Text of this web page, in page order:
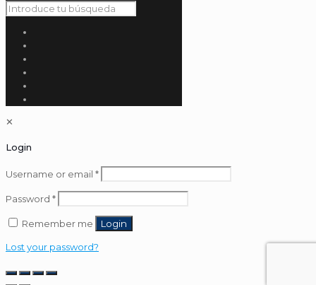
✕
Login
Username or email *
Password *
Remember me Login
Lost your password?